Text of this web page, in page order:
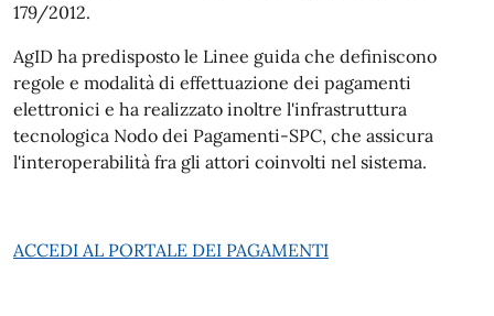
179/2012.
AgID ha predisposto le Linee guida che definiscono
regole e modalità di effettuazione dei pagamenti
elettronici e ha realizzato inoltre l'infrastruttura
tecnologica Nodo dei Pagamenti-SPC, che assicura
l'interoperabilità fra gli attori coinvolti nel sistema.
ACCEDI AL PORTALE DEI PAGAMENTI